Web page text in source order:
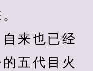
来也已经
五代目火